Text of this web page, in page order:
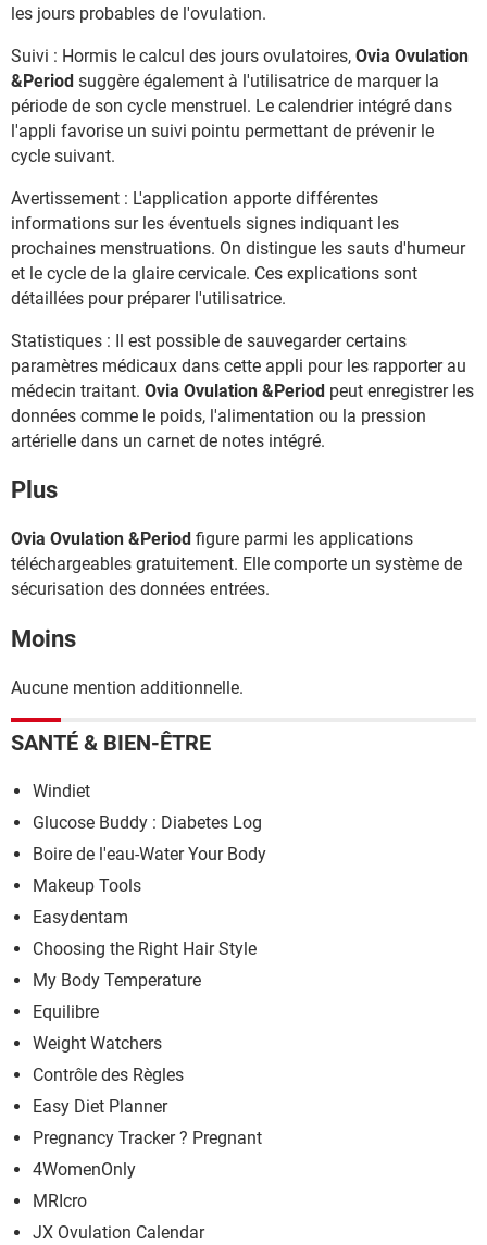
les jours probables de l'ovulation.
Suivi : Hormis le calcul des jours ovulatoires, Ovia Ovulation
&Period suggère également à l'utilisatrice de marquer la
période de son cycle menstruel. Le calendrier intégré dans
l'appli favorise un suivi pointu permettant de prévenir le
cycle suivant.
Avertissement : L'application apporte différentes
informations sur les éventuels signes indiquant les
prochaines menstruations. On distingue les sauts d'humeur
et le cycle de la glaire cervicale. Ces explications sont
détaillées pour préparer l'utilisatrice.
Statistiques : Il est possible de sauvegarder certains
paramètres médicaux dans cette appli pour les rapporter au
médecin traitant. Ovia Ovulation &Period peut enregistrer les
données comme le poids, l'alimentation ou la pression
artérielle dans un carnet de notes intégré.
Plus
Ovia Ovulation &Period figure parmi les applications
téléchargeables gratuitement. Elle comporte un système de
sécurisation des données entrées.
Moins
Aucune mention additionnelle.
SANTÉ & BIEN-ÊTRE
Windiet
Glucose Buddy : Diabetes Log
Boire de l'eau-Water Your Body
Makeup Tools
Easydentam
Choosing the Right Hair Style
My Body Temperature
Equilibre
Weight Watchers
Contrôle des Règles
Easy Diet Planner
Pregnancy Tracker ? Pregnant
4WomenOnly
MRIcro
JX Ovulation Calendar